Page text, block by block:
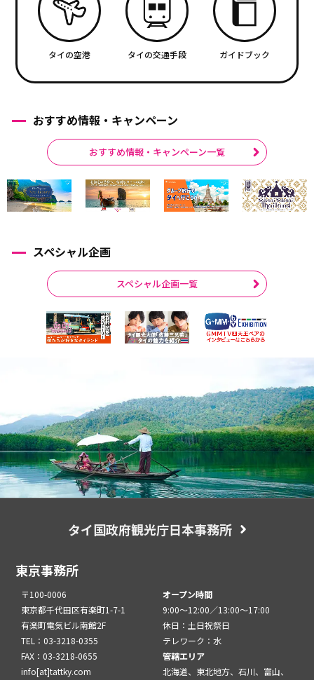
タイの空港 タイの交通手段 ガイドブック
おすすめ情報・キャンペーン
おすすめ情報・キャンペーン一覧
スペシャル企画
スペシャル企画一覧
タイ国政府観光庁日本事務所
東京事務所
〒100-0006
東京都千代田区有楽町1-7-1
有楽町電気ビル南館2F
TEL：03-3218-0355
FAX：03-3218-0655
info[at]tattky.com
オープン時間
9:00～12:00／13:00～17:00
休日：土日祝祭日
テレワーク：水
管轄エリア
北海道、東北地方、石川、富山、